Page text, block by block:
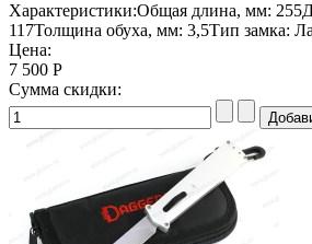
Характеристики:Общая длина, мм:
117Толщина обуха, мм: 3,5Тип замка:
Цена:
7 500 Р
Сумма скидки: